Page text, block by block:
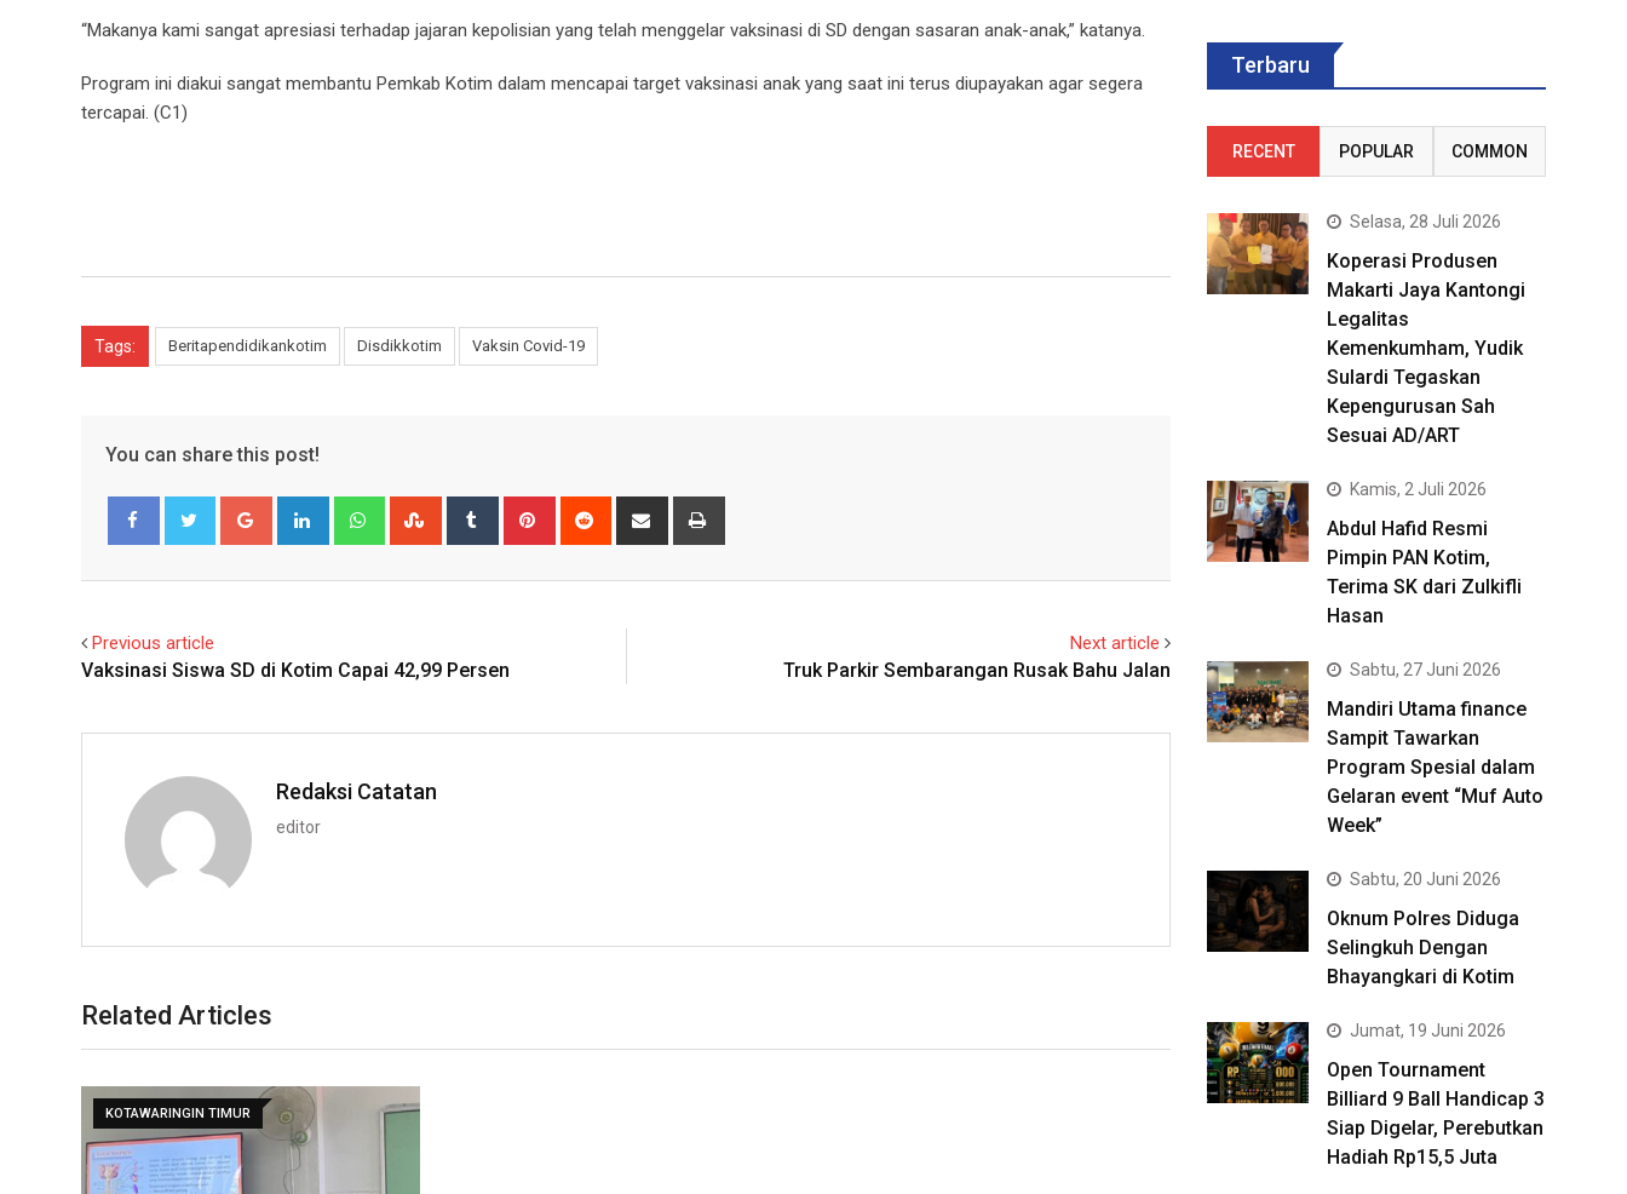
“Makanya kami sangat apresiasi terhadap jajaran kepolisian yang telah menggelar vaksinasi di SD dengan sasaran anak-anak,” katanya.
Program ini diakui sangat membantu Pemkab Kotim dalam mencapai target vaksinasi anak yang saat ini terus diupayakan agar segera
tercapai. (C1)
Tags: Beritapendidikankotim Disdikkotim Vaksin Covid-19
You can share this post!
Google+ LinkedIn WhatsappStumbleUpon
Tumblr Pinterest Reddit
Share
Previous article
Vaksinasi Siswa SD di Kotim Capai 42,99 Persen
Next article
Truk Parkir Sembarangan Rusak Bahu Jalan
Redaksi Catatan
editor
Related Articles
KOTAWARINGIN TIMUR
Terbaru
RECENT POPULAR COMMON
Selasa, 28 Juli 2026
Koperasi Produsen
Makarti Jaya Kantongi
Legalitas
Kemenkumham, Yudik
Sulardi Tegaskan
Kepengurusan Sah
Sesuai AD/ART
Kamis, 2 Juli 2026
Abdul Hafid Resmi
Pimpin PAN Kotim,
Terima SK dari Zulkifli
Hasan
Sabtu, 27 Juni 2026
Mandiri Utama finance
Sampit Tawarkan
Program Spesial dalam
Gelaran event “Muf Auto
Week”
Sabtu, 20 Juni 2026
Oknum Polres Diduga
Selingkuh Dengan
Bhayangkari di Kotim
Jumat, 19 Juni 2026
Open Tournament
Billiard 9 Ball Handicap 3
Siap Digelar, Perebutkan
Hadiah Rp15,5 Juta